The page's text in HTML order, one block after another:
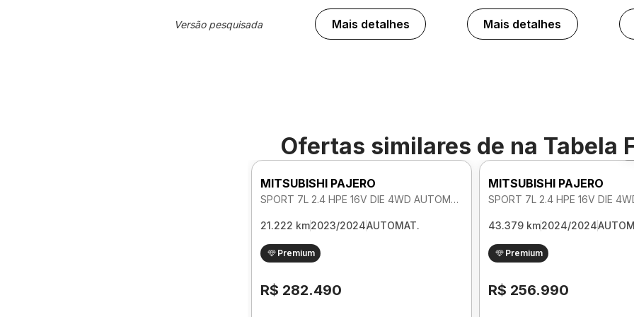
Versão pesquisada Mais detalhes Mais detalhes
Ofertas similares de na Tabela
MITSUBISHI PAJERO
SPORT 7L 2.4 HPE 16V DIE 4WD AUTOMATICO
21.222 km2023/2024AUTOMAT.
Premium
R$ 282.490
MITSUBISHI PAJERO
43.379 km2024/2024
Premium
R$ 256.990